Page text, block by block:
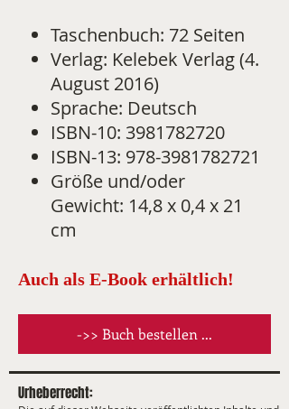
Taschenbuch: 72 Seiten
Verlag: Kelebek Verlag (4.
August 2016)
Sprache: Deutsch
ISBN-10: 3981782720
ISBN-13: 978-3981782721
Größe und/oder
Gewicht: 14,8 x 0,4 x 21
cm
Auch als E-Book erhältlich!
->> Buch bestellen ...
Urheberrecht: